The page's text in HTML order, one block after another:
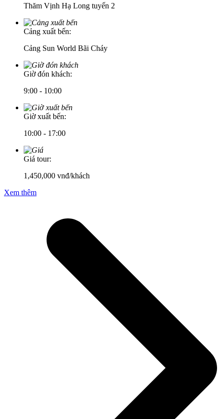
Thăm Vịnh Hạ Long tuyến 2
Cảng xuất bến:
Cảng Sun World Bãi Cháy
Giờ đón khách:
9:00 - 10:00
Giờ xuất bến:
10:00 - 17:00
Giá tour:
1,450,000 vnđ/khách
Xem thêm